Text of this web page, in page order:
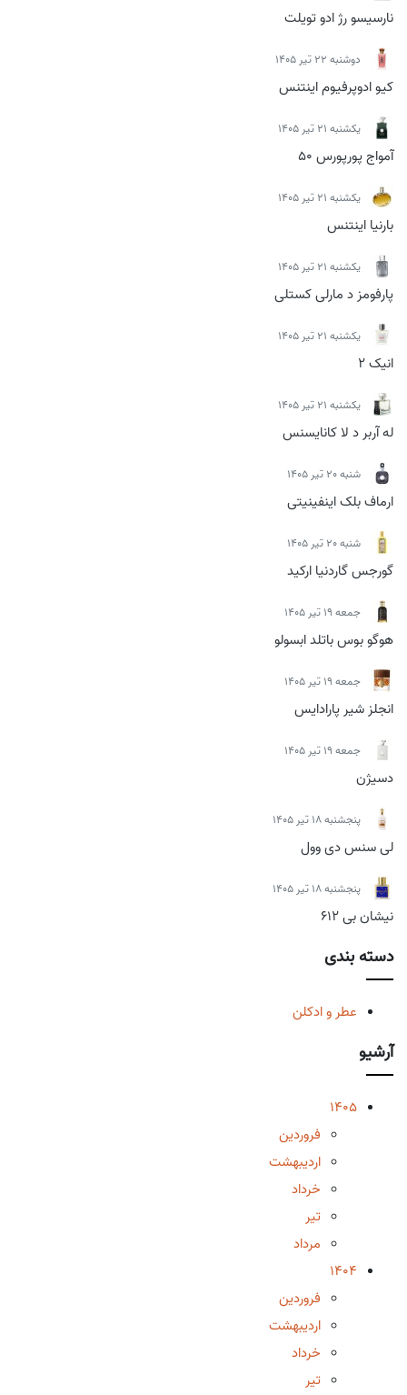
نارسیسو رژ ادو تویلت
دوشنبه 22 تیر 1405
کیو ادوپرفیوم اینتنس
يكشنبه 21 تیر 1405
آمواج پورپورس 50
يكشنبه 21 تیر 1405
بارنیا اینتنس
يكشنبه 21 تیر 1405
پارفومز د مارلی کستلی
يكشنبه 21 تیر 1405
انیک 2
يكشنبه 21 تیر 1405
له آربر د لا کانایسنس
شنبه 20 تیر 1405
ارماف بلک اینفینیتی
شنبه 20 تیر 1405
گورجس گاردنیا ارکید
جمعه 19 تیر 1405
هوگو بوس باتلد ابسولو
جمعه 19 تیر 1405
انجلز شیر پارادایس
جمعه 19 تیر 1405
دسیژن
پنجشنبه 18 تیر 1405
لی سنس دی وول
پنجشنبه 18 تیر 1405
نیشان بی 612
دسته بندی
عطر و ادکلن
آرشیو
1405
فروردین
اردیبهشت
خرداد
تیر
مرداد
1404
فروردین
اردیبهشت
خرداد
تیر